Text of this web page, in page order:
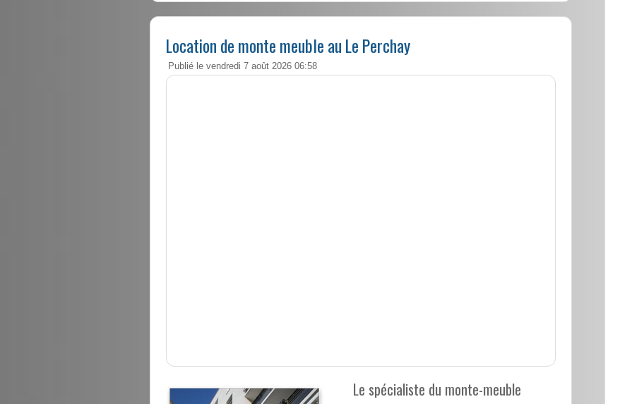
Location de monte meuble au Le Perchay
Publié le vendredi 7 août 2026 06:58
Le spécialiste du monte-meuble